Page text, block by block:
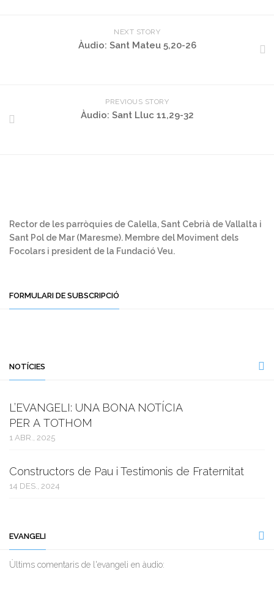
NEXT STORY
Àudio: Sant Mateu 5,20-26
PREVIOUS STORY
Àudio: Sant Lluc 11,29-32
Rector de les parròquies de Calella, Sant Cebrià de Vallalta i
Sant Pol de Mar (Maresme). Membre del Moviment dels
Focolars i president de la Fundació Veu.
FORMULARI DE SUBSCRIPCIÓ
NOTÍCIES
L’EVANGELI: UNA BONA NOTÍCIA
PER A TOTHOM
1 ABR., 2025
Constructors de Pau i Testimonis de Fraternitat
14 DES., 2024
EVANGELI
Ùltims comentaris de l'evangeli en àudio: